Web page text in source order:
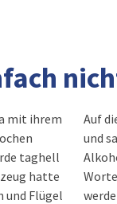
mit ihrem
taghell
hatte
und Flügel
Auf
und